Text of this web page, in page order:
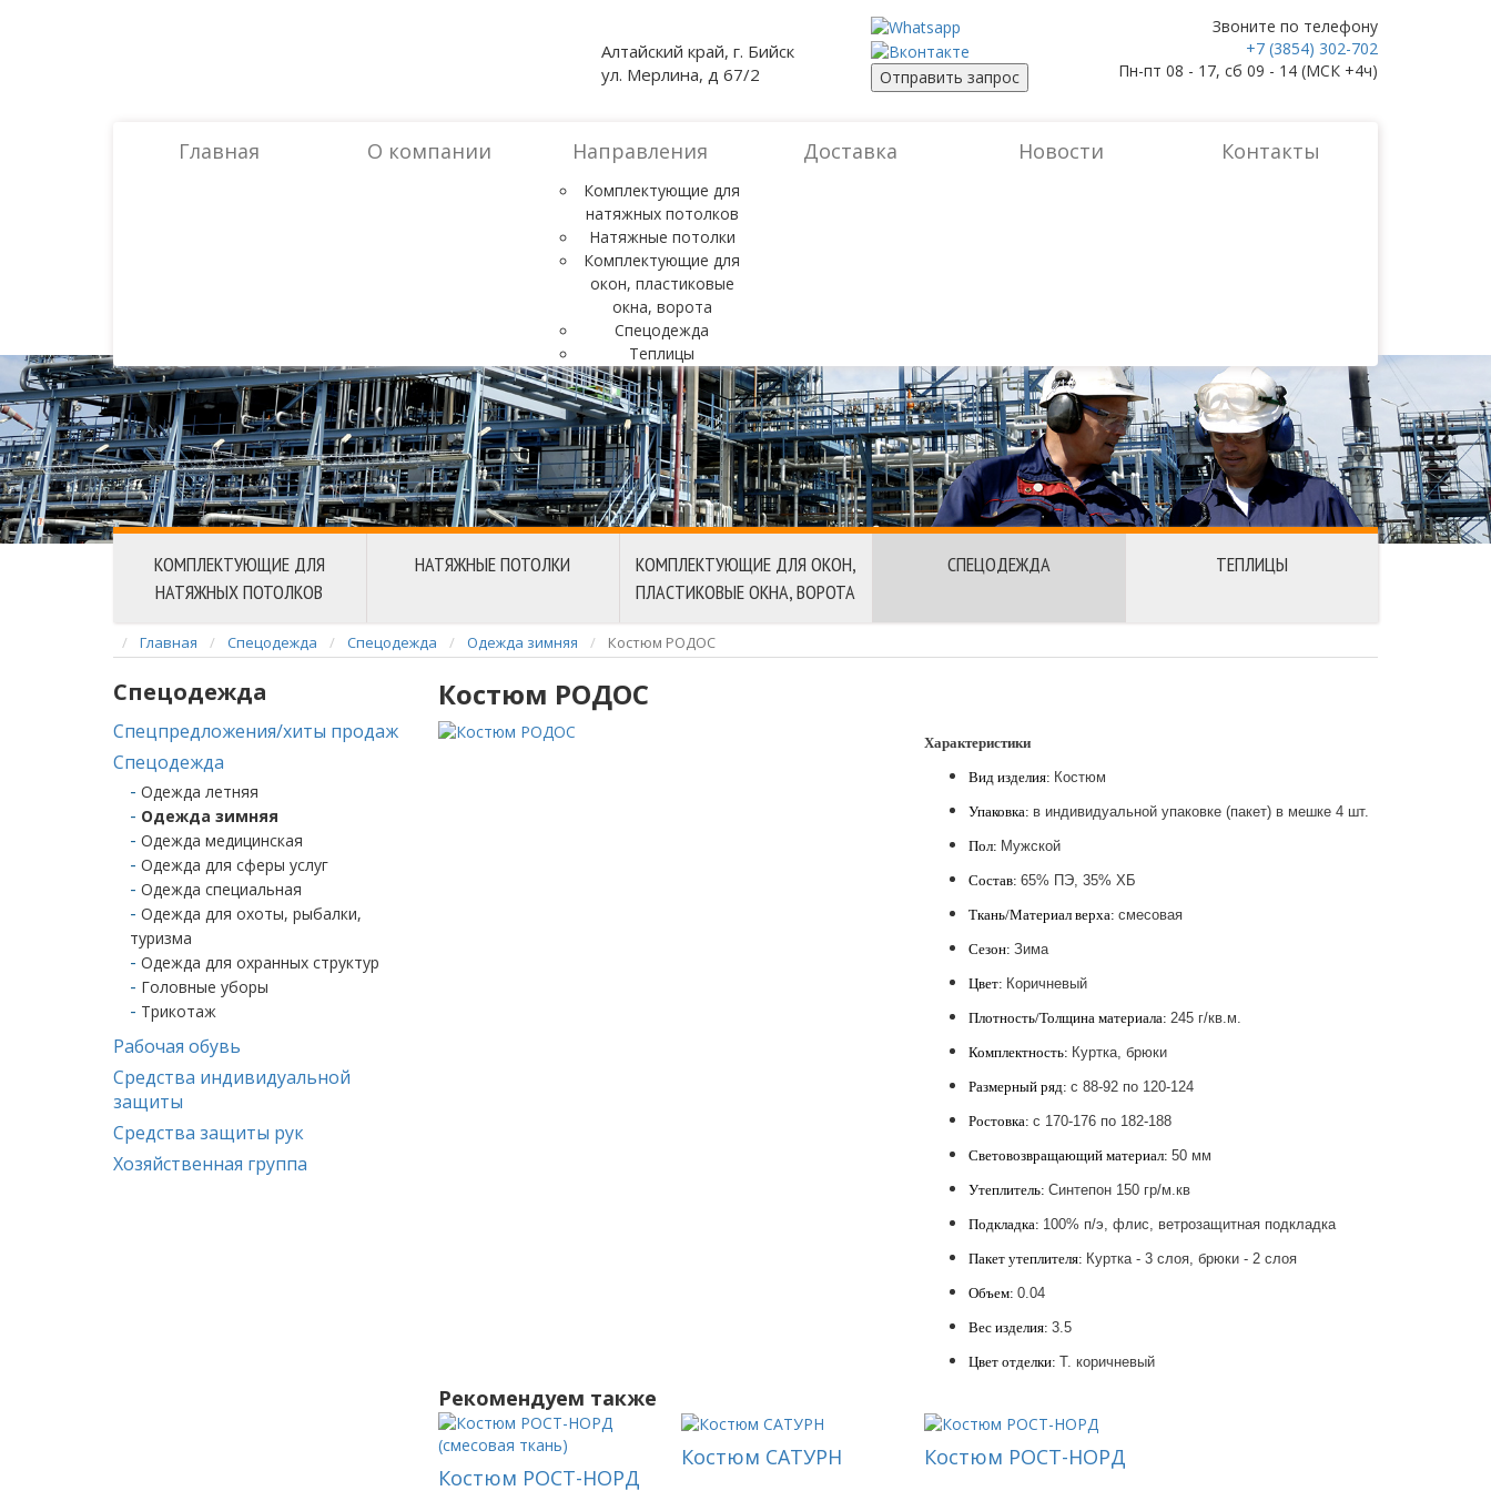
Алтайский край, г. Бийск
ул. Мерлина, д 67/2
Отправить запрос
Звоните по телефону
+7 (3854) 302-702
Пн-пт 08 - 17, сб 09 - 14 (МСК +4ч)
Главная O компании Направления
Комплектующие для
натяжных потолков
Натяжные потолки
Комплектующие для
окон, пластиковые
окна, ворота
Спецодежда
Теплицы
Доставка Новости Контакты
КОМПЛЕКТУЮЩИЕ ДЛЯ
НАТЯЖНЫХ ПОТОЛКОВ
НАТЯЖНЫЕ ПОТОЛКИ
КОМПЛЕКТУЮЩИЕ ДЛЯ ОКОН,
ПЛАСТИКОВЫЕ ОКНА, ВОРОТА
СПЕЦОДЕЖДА ТЕПЛИЦЫ
Главная Спецодежда Спецодежда Одежда зимняя Костюм РОДОС
Костюм РОДОС
Характеристики
Вид изделия: Костюм
Упаковка: в индивидуальной упаковке (пакет) в мешке 4 шт.
Пол: Мужской
Состав:65% ПЭ, 35% ХБ
Ткань/Материал верха:смесовая
Сезон:Зима
Цвет: Коричневый
Плотность/Толщина материала:245 г/кв.м.
Комплектность: Куртка, брюки
Размерный ряд:с 88-92 по 120-124
Ростовка:с 170-176 по 182-188
Световозвращающий материал:50 мм
Утеплитель:Синтепон 150 гр/м.кв
Подкладка: 100% п/э, флис, ветрозащитная подкладка
Пакет утеплителя: Куртка - 3 слоя, брюки - 2 слоя
Объем:0.04
Вес изделия:3.5
Цвет отделки:Т. коричневый
Рекомендуем также
Костюм РОСТ-НОРД
Костюм САТУРН Костюм РОСТ-НОРД
Спецодежда
Спецпредложения/хиты продаж
Спецодежда
Одежда летняя
Одежда зимняя
Одежда медицинская
Одежда для сферы услуг
Одежда специальная
Одежда для охоты, рыбалки,
туризма
Одежда для охранных структур
Головные уборы
Трикотаж
Рабочая обувь
Средства индивидуальной
защиты
Средства защиты рук
Хозяйственная группа